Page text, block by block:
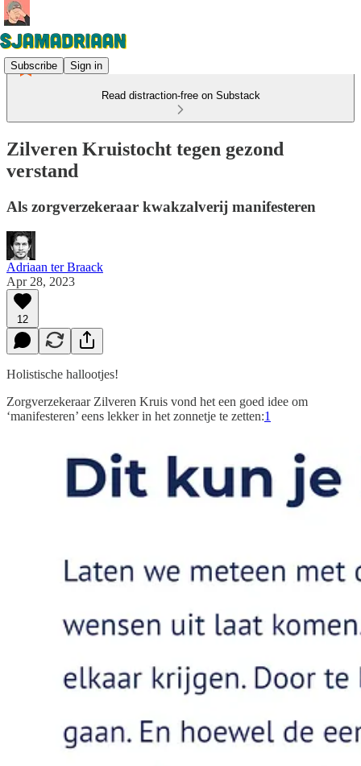
Subscribe Sign in
Read distraction-free on Substack
Zilveren Kruistocht tegen gezond
verstand
Als zorgverzekeraar kwakzalverij manifesteren
Adriaan ter Braack
Apr 28, 2023
12
Holistische hallootjes!
Zorgverzekeraar Zilveren Kruis vond het een goed idee om
‘manifesteren’ eens lekker in het zonnetje te zetten:1